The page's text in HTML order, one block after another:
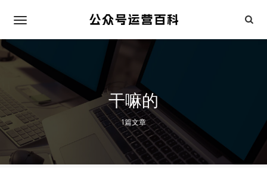
干嘛的
1篇文章